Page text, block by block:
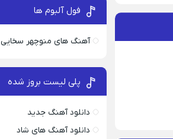
فول آلبوم ها
آهنگ های منوچهر سخایی
پلی لیست بروز شده
دانلود آهنگ جدید
دانلود آهنگ های شاد